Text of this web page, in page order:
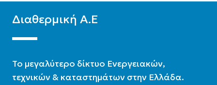
Διαθερμική Α.Ε
To μεγαλύτερο δίκτυο Ενεργειακών,
τεχνικών & καταστημάτων στην Ελλάδα.